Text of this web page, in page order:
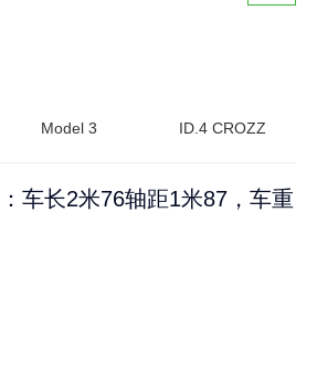
Model 3 ID.4 CROZZ
车长2米76轴距1米87，车重